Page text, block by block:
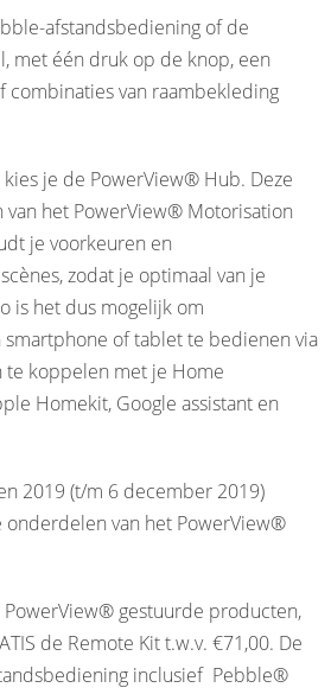
afstandsbediening of de
met één druk op de knop, een
combinaties van raambekleding
je de PowerView® Hub. Deze
het PowerView® Motorisation
je voorkeuren en
zodat je optimaal van je
is het dus mogelijk om
of tablet te bedienen via
koppelen met je Home
Homekit, Google assistant en
2019 (t/m 6 december 2019)
onderdelen van het PowerView®
PowerView® gestuurde producten,
de Remote Kit t.w.v. €71,00. De
inclusief Pebble®